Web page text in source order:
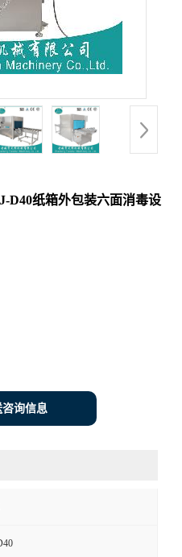
D40纸箱外包装六面消毒设
咨询信息